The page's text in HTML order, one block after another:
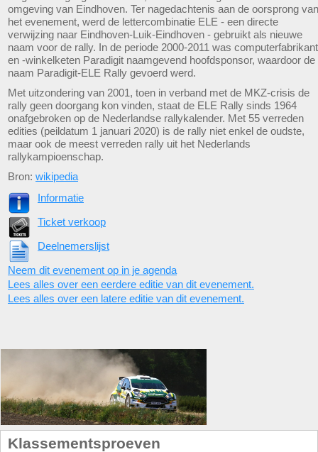
omgeving van Eindhoven. Ter nagedachtenis aan de oorsprong van
het evenement, werd de lettercombinatie ELE - een directe
verwijzing naar Eindhoven-Luik-Eindhoven - gebruikt als nieuwe
naam voor de rally. In de periode 2000-2011 was computerfabrikant
en -winkelketen Paradigit naamgevend hoofdsponsor, waardoor de
naam Paradigit-ELE Rally gevoerd werd.
Met uitzondering van 2001, toen in verband met de MKZ-crisis de
rally geen doorgang kon vinden, staat de ELE Rally sinds 1964
onafgebroken op de Nederlandse rallykalender. Met 55 verreden
edities (peildatum 1 januari 2020) is de rally niet enkel de oudste,
maar ook de meest verreden rally uit het Nederlands
rallykampioenschap.
Bron: wikipedia
Informatie
Ticket verkoop
Deelnemerslijst
Neem dit evenement op in je agenda
Lees alles over een eerdere editie van dit evenement.
Lees alles over een latere editie van dit evenement.
Klassementsproeven